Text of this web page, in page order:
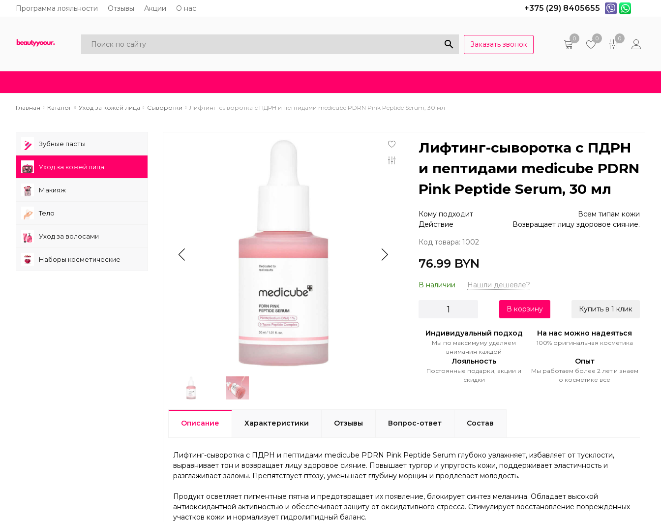
Программа лояльности Отзывы Акции О нас +375 (29) 8405655
Заказать звонок
0 0 0
Главная Каталог Уход за кожей лица Сыворотки Лифтинг-сыворотка с ПДРН и пептидами medicube PDRN Pink Peptide Serum, 30 мл
Зубные пасты
Уход за кожей лица
Макияж
Тело
Уход за волосами
Наборы косметические
Лифтинг-сыворотка с ПДРН
и пептидами medicube PDRN
Pink Peptide Serum, 30 мл
Кому подходит
Всем типам кожи
Действие
Возвращает лицу здоровое сияние.
Код товара: 1002
76.99 BYN
В наличии Нашли дешевле?
В корзину Купить в 1 клик
Индивидуальный подход
Мы по максимуму уделяем
внимания каждой
На нас можно надеяться
100% оригинальная косметика
Лояльность
Постоянные подарки, акции и
скидки
Опыт
Мы работаем более 2 лет и знаем
о косметике все
Описание Характеристики Отзывы Вопрос-ответ Состав
Лифтинг-сыворотка с ПДРН и пептидами medicube PDRN Pink Peptide Serum глубоко увлажняет, избавляет от тусклости,
выравнивает тон и возвращает лицу здоровое сияние. Повышает тургор и упругость кожи, поддерживает эластичность и
разглаживает заломы. Препятствует птозу, уменьшает глубину морщин и продлевает молодость.
Продукт осветляет пигментные пятна и предотвращает их появление, блокирует синтез меланина. Обладает высокой
антиоксидантной активностью и обеспечивает защиту от оксидативного стресса. Стимулирует восстановление повреждённых
участков кожи и нормализует гидролипидный баланс.